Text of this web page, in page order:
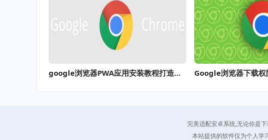
google浏览器PWA应用安装教程打造桌面级体验
完美适配安卓系统,无论你是
本站提供的软件仅为个人学